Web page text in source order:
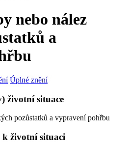
nebo nález
a
Úplné znění
životní situace
pozůstatků a vypravení pohřbu
životní situaci